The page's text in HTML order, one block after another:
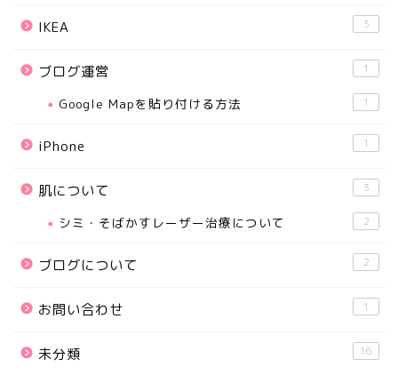
IKEA 3
ブログ運営 1
Google Mapを貼り付ける方法 1
iPhone 1
肌について 3
シミ・そばかすレーザー治療について 2
ブログについて 2
お問い合わせ 1
未分類 16